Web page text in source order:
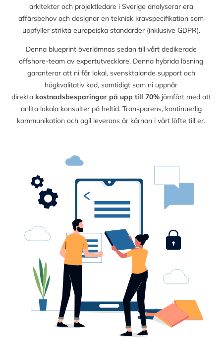
arkitekter och projektledare i Sverige analyserar era
affärsbehov och designar en teknisk kravspecifikation som
uppfyller strikta europeiska standarder (inklusive GDPR).
Denna blueprint överlämnas sedan till vårt dedikerade
offshore-team av expertutvecklare. Denna hybrida lösning
garanterar att ni får lokal, svensktalande support och
högkvalitativ kod, samtidigt som ni uppnår
direkta kostnadsbesparingar på upp till 70%jämfört med att
anlita lokala konsulter på heltid. Transparens, kontinuerlig
kommunikation och agil leverans är kärnan i vårt löfte till er.